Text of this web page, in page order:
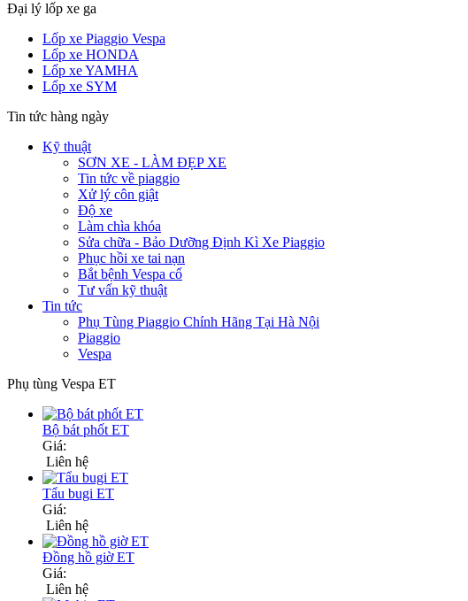
Đại lý lốp xe ga
Lốp xe Piaggio Vespa
Lốp xe HONDA
Lốp xe YAMHA
Lốp xe SYM
Tin tức hàng ngày
Kỹ thuật
SƠN XE - LÀM ĐẸP XE
Tin tức về piaggio
Xử lý côn giật
Độ xe
Làm chìa khóa
Sửa chữa - Bảo Dưỡng Định Kì Xe Piaggio
Phục hồi xe tai nạn
Bắt bệnh Vespa cổ
Tư vấn kỹ thuật
Tin tức
Phụ Tùng Piaggio Chính Hãng Tại Hà Nội
Piaggio
Vespa
Phụ tùng Vespa ET
Bộ bát phốt ET
Giá:
Liên hệ
Tẩu bugi ET
Giá:
Liên hệ
Đồng hồ giờ ET
Giá:
Liên hệ